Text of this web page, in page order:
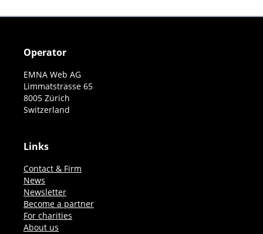
Operator
EMNA Web AG
Limmatstrasse 65
8005 Zürich
Switzerland
Links
Contact & Firm
News
Newsletter
Become a partner
For charities
About us